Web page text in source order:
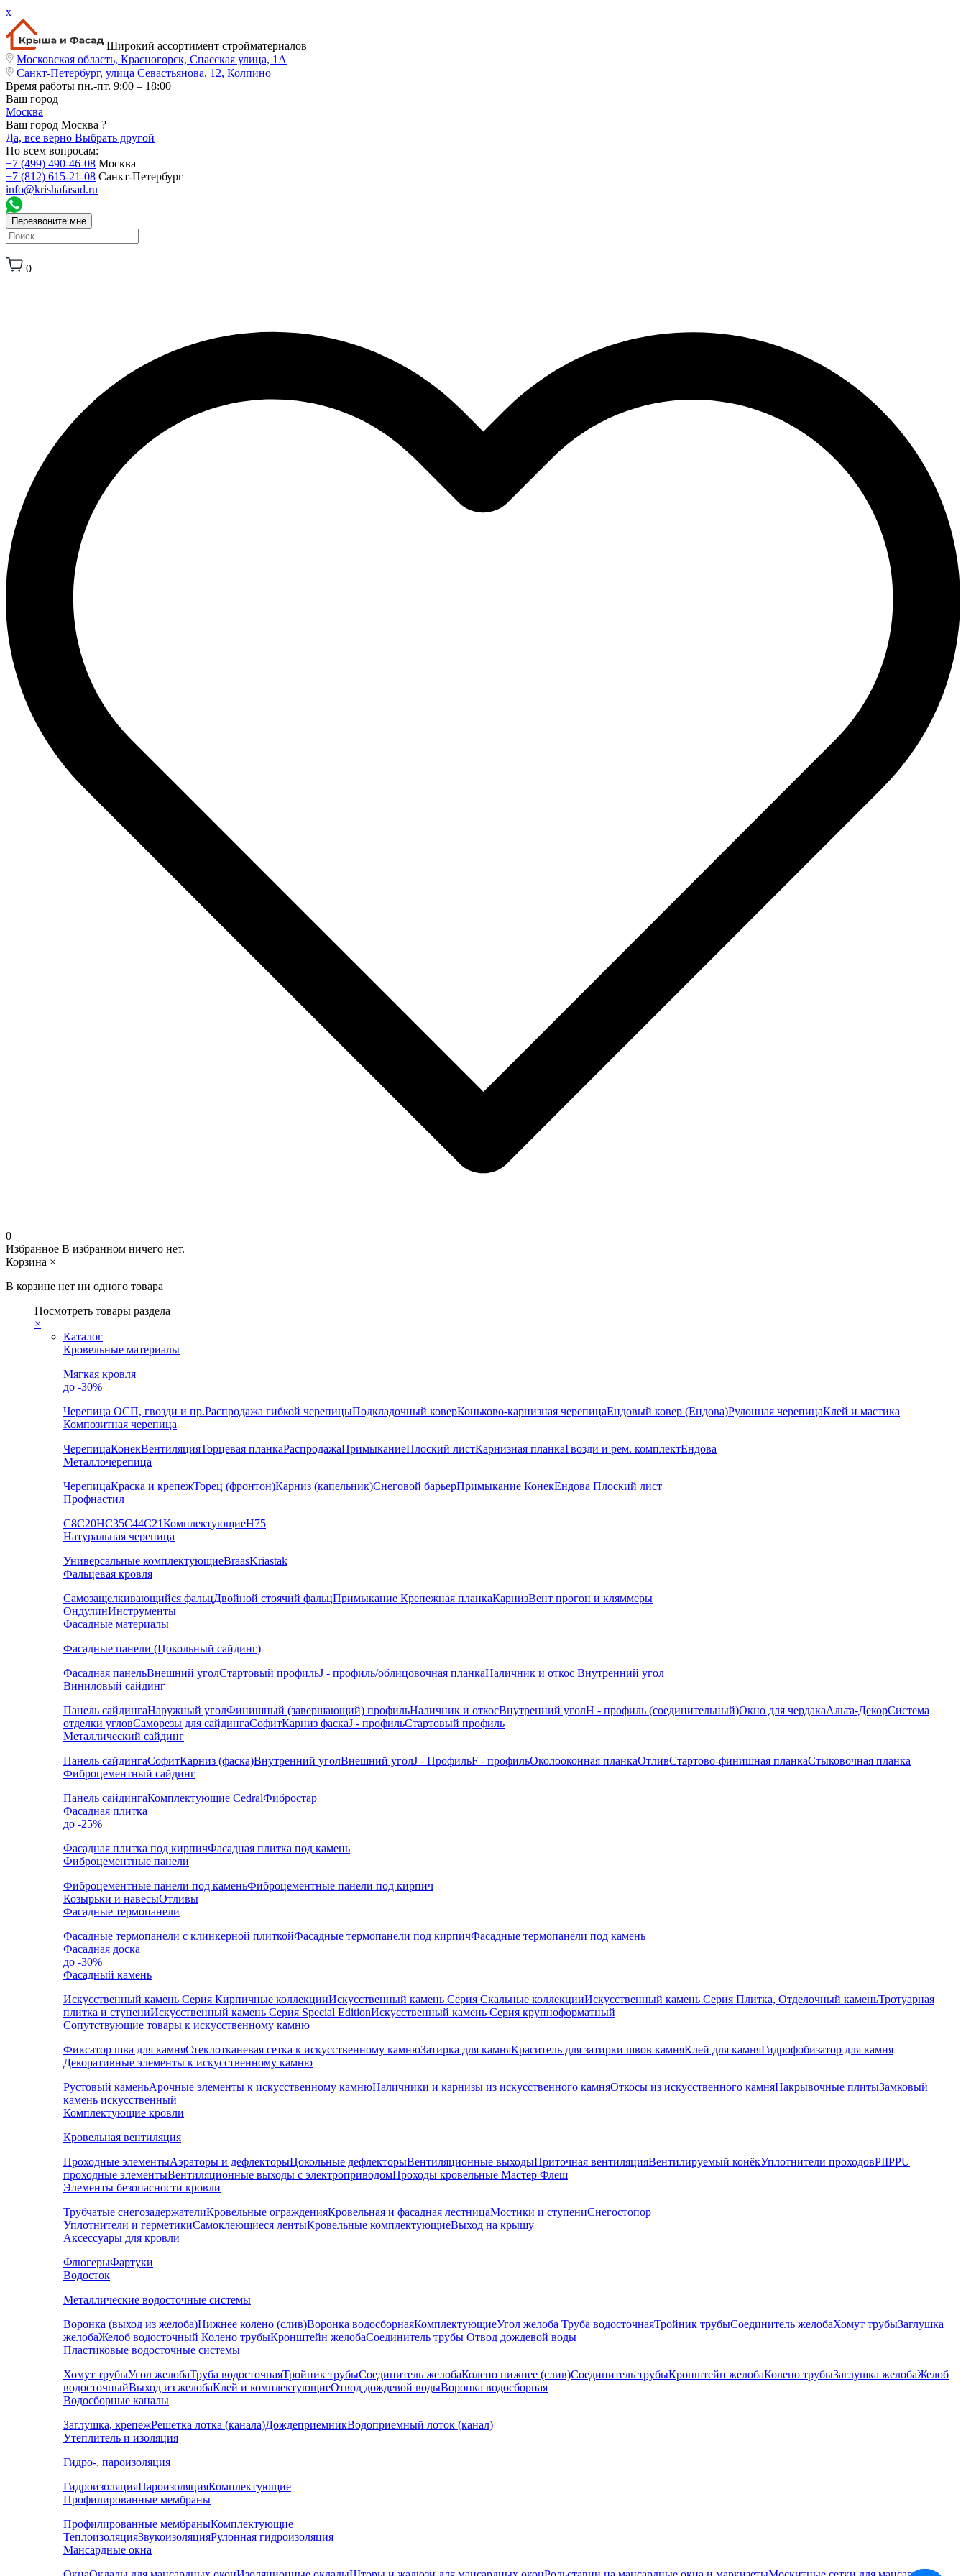
x
Широкий ассортимент стройматериалов
Московская область, Красногорск, Спасская улица, 1А
Санкт-Петербург, улица Севастьянова, 12, Колпино
Время работы пн.-пт. 9:00 – 18:00
Ваш город
Москва
Ваш город Москва ?
Да, все верно Выбрать другой
По всем вопросам:
+7 (499) 490-46-08 Москва
+7 (812) 615-21-08 Санкт-Петербург
info@krishafasad.ru
Перезвоните мне
0
0
Избранное В избранном ничего нет.
Корзина ×
В корзине нет ни одного товара
Посмотреть товары раздела
×
Каталог
Кровельные материалы
Мягкая кровля
до -30%
Черепица ОСП, гвозди и пр.Распродажа гибкой черепицыПодкладочный коверКоньково-карнизная черепицаЕндовый ковер (Ендова)Рулонная черепицаКлей и мастика
Композитная черепица
ЧерепицаКонекВентиляцияТорцевая планкаРаспродажаПримыканиеПлоский листКарнизная планкаГвозди и рем. комплектЕндова
Металлочерепица
ЧерепицаКраска и крепежТорец (фронтон)Карниз (капельник)Снеговой барьерПримыкание КонекЕндова Плоский лист
Профнастил
С8С20НС35С44С21КомплектующиеН75
Натуральная черепица
Универсальные комплектующиеBraasKriastak
Фальцевая кровля
Самозащелкивающийся фальцДвойной стоячий фальцПримыкание Крепежная планкаКарнизВент прогон и кляммеры
ОндулинИнструменты
Фасадные материалы
Фасадные панели (Цокольный сайдинг)
Фасадная панельВнешний уголСтартовый профильJ - профиль/облицовочная планкаНаличник и откос Внутренний угол
Виниловый сайдинг
Панель сайдингаНаружный уголФинишный (завершающий) профильНаличник и откосВнутренний уголH - профиль (соединительный)Окно для чердакаАльта-ДекорСистема
отделки угловСаморезы для сайдингаСофитКарниз фаскаJ - профильСтартовый профиль
Металлический сайдинг
Панель сайдингаСофитКарниз (фаска)Внутренний уголВнешний уголJ - ПрофильF - профильОколооконная планкаОтливСтартово-финишная планкаСтыковочная планка
Фиброцементный сайдинг
Панель сайдингаКомплектующие CedralФибростар
Фасадная плитка
до -25%
Фасадная плитка под кирпичФасадная плитка под камень
Фиброцементные панели
Фиброцементные панели под каменьФиброцементные панели под кирпич
Козырьки и навесыОтливы
Фасадные термопанели
Фасадные термопанели с клинкерной плиткойФасадные термопанели под кирпичФасадные термопанели под камень
Фасадная доска
до -30%
Фасадный камень
Искусственный камень Серия Кирпичные коллекцииИскусственный камень Серия Скальные коллекцииИскусственный камень Серия Плитка, Отделочный каменьТротуарная
плитка и ступениИскусственный камень Серия Special EditionИскусственный камень Серия крупноформатный
Сопутствующие товары к искусственному камню
Фиксатор шва для камняСтеклотканевая сетка к искусственному камнюЗатирка для камняКраситель для затирки швов камняКлей для камняГидрофобизатор для камня
Декоративные элементы к искусственному камню
Рустовый каменьАрочные элементы к искусственному камнюНаличники и карнизы из искусственного камняОткосы из искусственного камняНакрывочные плитыЗамковый
камень искусственный
Комплектующие кровли
Кровельная вентиляция
Проходные элементыАэраторы и дефлекторыЦокольные дефлекторыВентиляционные выходыПриточная вентиляцияВентилируемый конёкУплотнители проходовPIIPPU
проходные элементыВентиляционные выходы с электроприводомПроходы кровельные Мастер Флеш
Элементы безопасности кровли
Трубчатые снегозадержателиКровельные огражденияКровельная и фасадная лестницаМостики и ступениСнегостопор
Уплотнители и герметикиСамоклеющиеся лентыКровельные комплектующиеВыход на крышу
Аксессуары для кровли
ФлюгерыФартуки
Водосток
Металлические водосточные системы
Воронка (выход из желоба)Нижнее колено (слив)Воронка водосборнаяКомплектующиеУгол желоба Труба водосточнаяТройник трубыСоединитель желобаХомут трубыЗаглушка
желобаЖелоб водосточный Колено трубыКронштейн желобаСоединитель трубы Отвод дождевой воды
Пластиковые водосточные системы
Хомут трубыУгол желобаТруба водосточнаяТройник трубыСоединитель желобаКолено нижнее (слив)Соединитель трубыКронштейн желобаКолено трубыЗаглушка желобаЖелоб
водосточныйВыход из желобаКлей и комплектующиеОтвод дождевой водыВоронка водосборная
Водосборные каналы
Заглушка, крепежРешетка лотка (канала)ДождеприемникВодоприемный лоток (канал)
Утеплитель и изоляция
Гидро-, пароизоляция
ГидроизоляцияПароизоляцияКомплектующие
Профилированные мембраны
Профилированные мембраныКомплектующие
ТеплоизоляцияЗвукоизоляцияРулонная гидроизоляция
Мансардные окна